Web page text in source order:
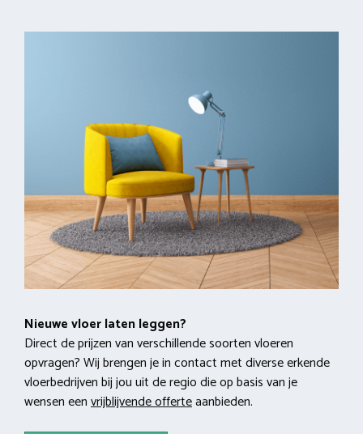
Nieuwe vloer laten leggen?
Direct de prijzen van verschillende soorten vloeren
opvragen? Wij brengen je in contact met diverse erkende
vloerbedrijven bij jou uit de regio die op basis van je
wensen eenvrijblijvende offerteaanbieden.